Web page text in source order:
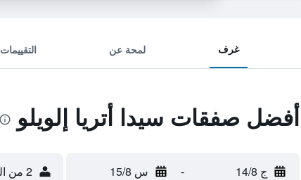
غرف لمحة عن التقييمات
أفضل صفقات سيدا أتريا إلويلو
ج 14/8 - س 15/8 2 من الضيوف، غرفة واحدة